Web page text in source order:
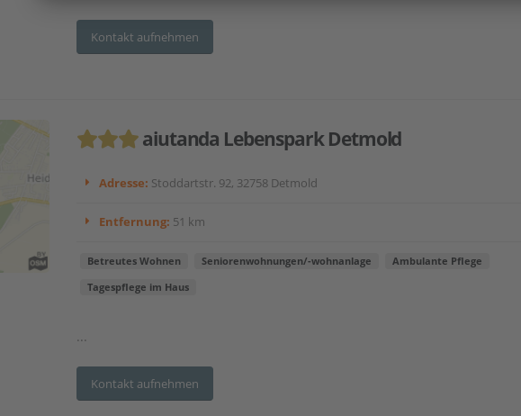
Kontakt aufnehmen
aiutanda Lebenspark Detmold
Adresse: Stoddartstr. 92, 32758 Detmold
Entfernung: 51 km
Betreutes Wohnen Seniorenwohnungen/-wohnanlage Ambulante Pflege
Tagespflege im Haus
...
Kontakt aufnehmen